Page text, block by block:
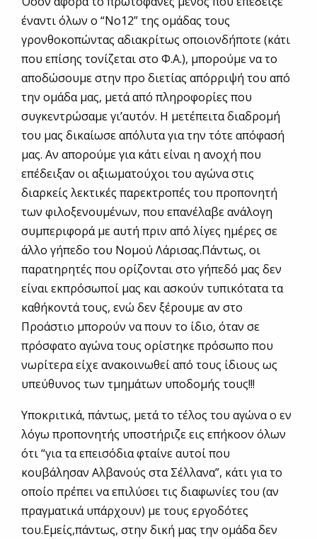
έναντι όλων ο “Νο12” της ομάδας τους
γρονθοκοπώντας αδιακρίτως οποιονδήποτε (κάτι
που επίσης τονίζεται στο Φ.Α.), μπορούμε να το
αποδώσουμε στην προ διετίας απόρριψή του από
την ομάδα μας, μετά από πληροφορίες που
συγκεντρώσαμε γι’αυτόν. Η μετέπειτα διαδρομή
του μας δικαίωσε απόλυτα για την τότε απόφασή
μας. Αν απορούμε για κάτι είναι η ανοχή που
επέδειξαν οι αξιωματούχοι του αγώνα στις
διαρκείς λεκτικές παρεκτροπές του προπονητή
των φιλοξενουμένων, που επανέλαβε ανάλογη
συμπεριφορά με αυτή πριν από λίγες ημέρες σε
άλλο γήπεδο του Νομού Λάρισας.Πάντως, οι
παρατηρητές που ορίζονται στο γήπεδό μας δεν
είναι εκπρόσωποί μας και ασκούν τυπικότατα τα
καθήκοντά τους, ενώ δεν ξέρουμε αν στο
Προάστιο μπορούν να πουν το ίδιο, όταν σε
πρόσφατο αγώνα τους ορίστηκε πρόσωπο που
νωρίτερα είχε ανακοινωθεί από τους ίδιους ως
υπεύθυνος των τμημάτων υποδομής τους!!!
Υποκριτικά, πάντως, μετά το τέλος του αγώνα ο εν
λόγω προπονητής υποστήριζε εις επήκοον όλων
ότι “για τα επεισόδια φταίνε αυτοί που
κουβάλησαν Αλβανούς στα Σέλλανα”, κάτι για το
οποίο πρέπει να επιλύσει τις διαφωνίες του (αν
πραγματικά υπάρχουν) με τους εργοδότες
του.Εμείς,πάντως, στην δική μας την ομάδα δεν